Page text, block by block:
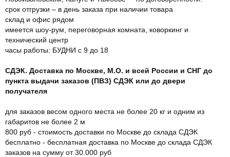
срок отгрузки – в день заказа при наличии товара
склад и офис рядом
имеется шоу-рум, переговорная комната, коворкинг и
технический центр
часы работы: БУДНИ с 9 до 18
СДЭК. Доставка по Москве, М.О. и всей России и СНГ до
пункта выдачи заказов (ПВЗ) СДЭК или до двери
получателя
для заказов весом одного места не более 20 кг и одним из
габаритов не более 2 м
800 руб - стоимость доставки по Москве до склада СДЭК
бесплатно - бесплатная доставка по Москве до склада СДЭК
заказов на сумму от 30.000 руб